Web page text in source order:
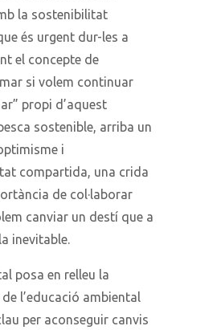
la sostenibilitat
és urgent dur-les a
el concepte de
si volem continuar
propi d’aquest
sostenible, arriba un
i
compartida, una crida
de col·laborar
canviar un destí que a
inevitable.
posa en relleu la
l’educació ambiental
per aconseguir canvis